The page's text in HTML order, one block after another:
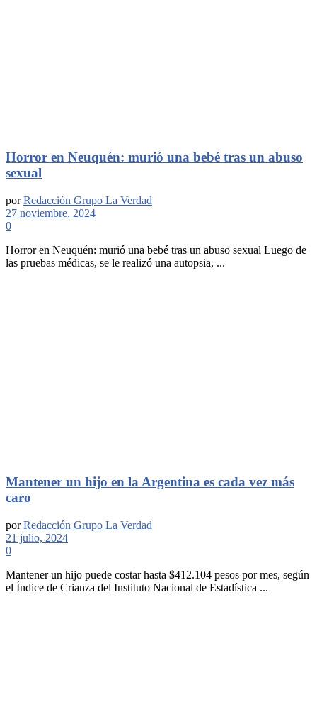
Horror en Neuquén: murió una bebé tras un abuso
sexual
por Redacción Grupo La Verdad
27 noviembre, 2024
0
Horror en Neuquén: murió una bebé tras un abuso sexual Luego de
las pruebas médicas, se le realizó una autopsia, ...
Mantener un hijo en la Argentina es cada vez más
caro
por Redacción Grupo La Verdad
21 julio, 2024
0
Mantener un hijo puede costar hasta $412.104 pesos por mes, según
el Índice de Crianza del Instituto Nacional de Estadística ...